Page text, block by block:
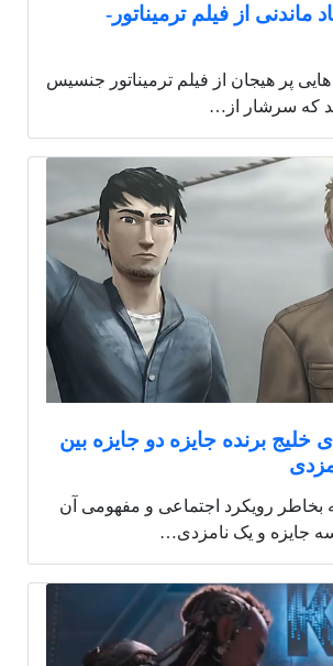
ماندنی از فیلم ترمیناتور-
پر هیجان از فیلم ترمیناتور جنسیس
که سرشار از…
خلیج برنده جایزه دو جایزه بین
بخاطر رویکرد اجتماعی و مفهومی آن
جایزه و یک نامزدی…